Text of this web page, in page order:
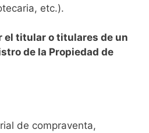
etc.).
el titular o titulares de un
de la Propiedad de
de compraventa,